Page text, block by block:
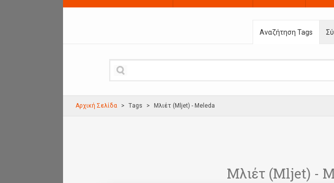
Αναζήτηση Tags
Αρχική Σελίδα Τags Μλιέτ (Mljet) - Meleda
Μλιέτ (Mljet) -